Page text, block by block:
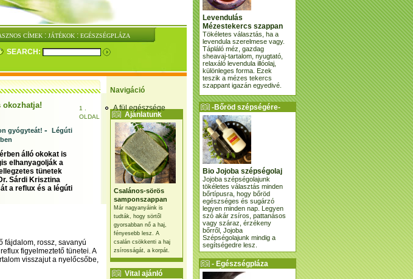
CÍMEK : JÁTÉKOK : EGÉSZSÉGPLÁZA
SEARCH:
Navigáció
A fül egészsége
Ajánlatunk
Csalános-sörös
samponszappan
Már nagyanyáink is
tudták, hogy sörtől
gyorsabban nő a haj,
fényesebb lesz. A
csalán csökkenti a haj
zsírosságát, a korpát.
Vital ajánló
okozhatja!
1 .
OLDAL
gyógyteát! - Légúti
álló okokat is
elhanyagolják a
tünetek
Sárdi Krisztina
a reflux és a légúti
fájdalom, rossz, savanyú
figyelmeztető tünetei. A
visszajut a nyelőcsőbe,
Levendulás
Mézestekercs szappan
Tökéletes választás, ha a
levendula szerelmese vagy.
Tápláló méz, gazdag
sheavaj-tartalom, nyugtató,
relaxáló levendula illóolaj,
különleges forma. Ezek
teszik a mézes tekercs
szappant igazán egyedivé.
-Bőröd szépségére-
Bio Jojoba szépségolaj
Jojoba szépségolajunk
tökéletes választás minden
bőrtípusra, hogy bőröd
egészséges és sugárzó
legyen minden nap. Legyen
szó akár zsíros, pattanásos
vagy száraz, érzékeny
bőrről, Jojoba
Szépségolajunk mindig a
segítségedre lesz.
- Egészségpláza
ajánlatunk -